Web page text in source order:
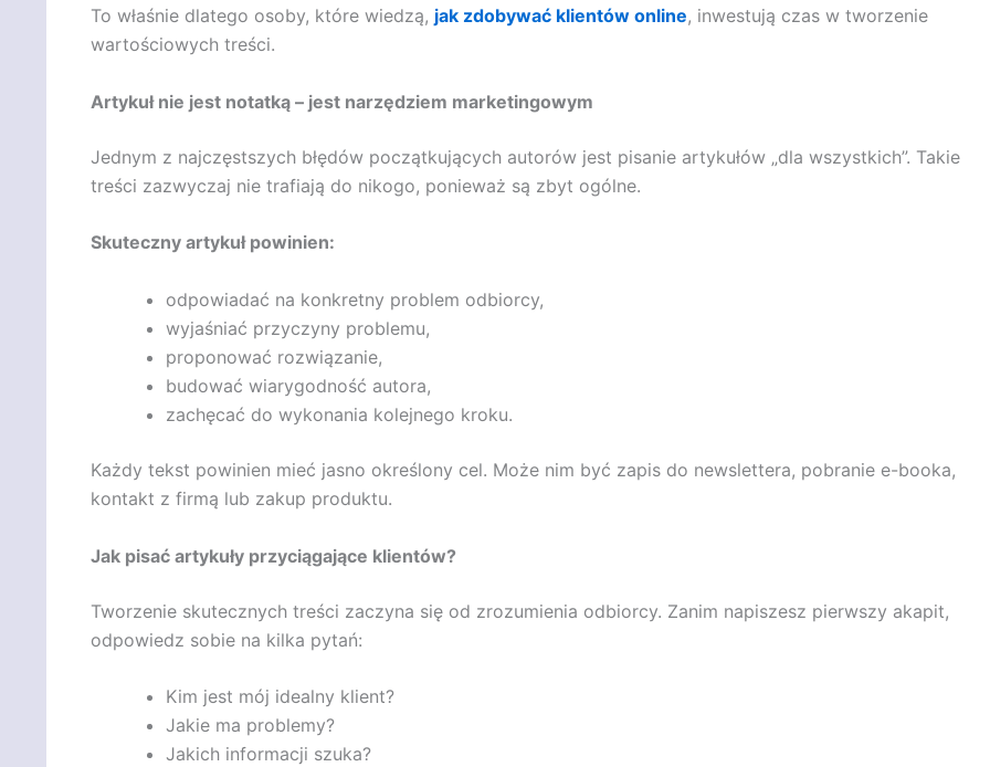
To właśnie dlatego osoby, które wiedzą, jak zdobywać klientów online, inwestują czas w tworzenie
wartościowych treści.
Artykuł nie jest notatką – jest narzędziem marketingowym
Jednym z najczęstszych błędów początkujących autorów jest pisanie artykułów „dla wszystkich”. Takie
treści zazwyczaj nie trafiają do nikogo, ponieważ są zbyt ogólne.
Skuteczny artykuł powinien:
odpowiadać na konkretny problem odbiorcy,
wyjaśniać przyczyny problemu,
proponować rozwiązanie,
budować wiarygodność autora,
zachęcać do wykonania kolejnego kroku.
Każdy tekst powinien mieć jasno określony cel. Może nim być zapis do newslettera, pobranie e-booka,
kontakt z firmą lub zakup produktu.
Jak pisać artykuły przyciągające klientów?
Tworzenie skutecznych treści zaczyna się od zrozumienia odbiorcy. Zanim napiszesz pierwszy akapit,
odpowiedz sobie na kilka pytań:
Kim jest mój idealny klient?
Jakie ma problemy?
Jakich informacji szuka?